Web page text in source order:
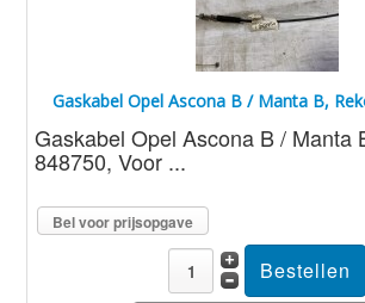
Gaskabel Opel Ascona B / Manta B,
Gaskabel Opel Ascona B / Manta
848750, Voor ...
Bel voor prijsopgave